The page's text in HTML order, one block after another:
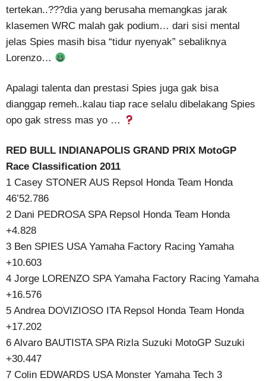
tertekan..???dia yang berusaha memangkas jarak
klasemen WRC malah gak podium… dari sisi mental
jelas Spies masih bisa “tidur nyenyak” sebaliknya
Lorenzo…
Apalagi talenta dan prestasi Spies juga gak bisa
dianggap remeh..kalau tiap race selalu dibelakang Spies
opo gak stress mas yo …
RED BULL INDIANAPOLIS GRAND PRIX MotoGP
Race Classification 2011
1 Casey STONER AUS Repsol Honda Team Honda
46’52.786
2 Dani PEDROSA SPA Repsol Honda Team Honda
+4.828
3 Ben SPIES USA Yamaha Factory Racing Yamaha
+10.603
4 Jorge LORENZO SPA Yamaha Factory Racing Yamaha
+16.576
5 Andrea DOVIZIOSO ITA Repsol Honda Team Honda
+17.202
6 Alvaro BAUTISTA SPA Rizla Suzuki MotoGP Suzuki
+30.447
7 Colin EDWARDS USA Monster Yamaha Tech 3